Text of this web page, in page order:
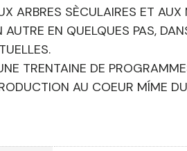
ARBRES SÈCULAIRES ET
EN QUELQUES PAS,
TRENTAINE DE
AU COEUR MÍME